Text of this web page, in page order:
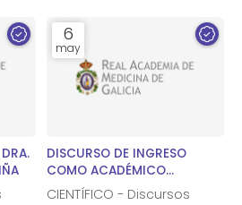
CHARRO SALGADO.
6
may
DISCURSO DE INGRESO
COMO ACADÉMICO
CORRESPONDIENTE DEL DR.
CIENTÍFICO - Discursos